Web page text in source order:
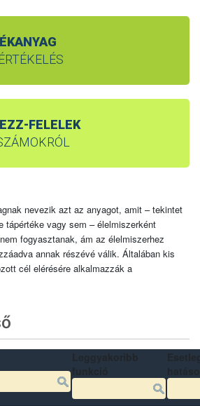
FELELEK
nevezik azt az anyagot, amit – tekintet
tápértéke vagy sem – élelmiszerként
fogyasztanak, ám az élelmiszerhez
annak részévé válik. Általában kis
cél elérésére alkalmazzák a